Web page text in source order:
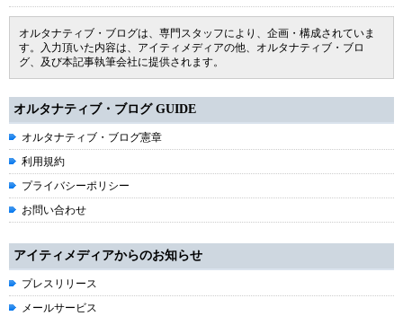
オルタナティブ・ブログは、専門スタッフにより、企画・構成されていま
す。入力頂いた内容は、アイティメディアの他、オルタナティブ・ブロ
グ、及び本記事執筆会社に提供されます。
オルタナティブ・ブログ GUIDE
オルタナティブ・ブログ憲章
利用規約
プライバシーポリシー
お問い合わせ
アイティメディアからのお知らせ
プレスリリース
メールサービス